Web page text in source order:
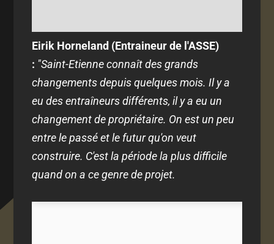
Eirik Horneland (Entraineur de l'ASSE)
: "Saint-Etienne connaît des grands
changements depuis quelques mois. Il y a
eu des entraîneurs différents, il y a eu un
changement de propriétaire. On est un peu
entre le passé et le futur qu'on veut
construire. C'est la période la plus difficile
quand on a ce genre de projet.